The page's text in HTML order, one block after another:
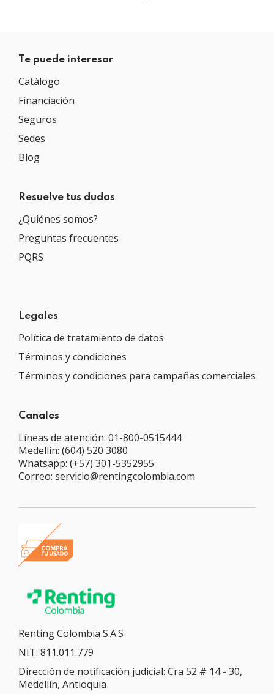
Te puede interesar
Catálogo
Financiación
Seguros
Sedes
Blog
Resuelve tus dudas
¿Quiénes somos?
Preguntas frecuentes
PQRS
Legales
Política de tratamiento de datos
Términos y condiciones
Términos y condiciones para campañas comerciales
Canales
Líneas de atención: 01-800-0515444
Medellín: (604) 520 3080
Whatsapp: (+57) 301-5352955
Correo: servicio@rentingcolombia.com
Renting Colombia S.A.S
NIT: 811.011.779
Dirección de notificación judicial: Cra 52 # 14 - 30,
Medellín, Antioquia